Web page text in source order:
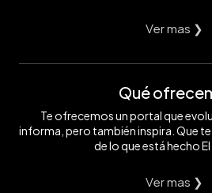
Ver mas ❯
Qué
Te ofrecemos un portal que
informa, pero también inspira. Que
de lo que está hecho
Ver mas ❯